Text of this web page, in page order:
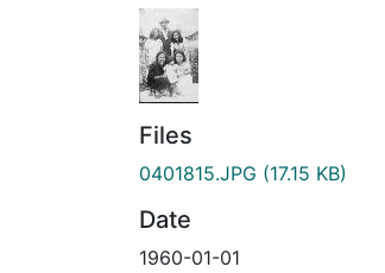
Files
0401815.JPG (17.15 KB)
Date
1960-01-01